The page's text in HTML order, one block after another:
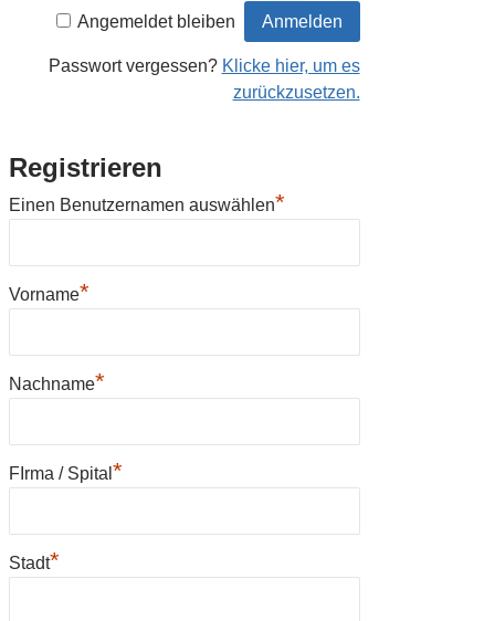
Angemeldet bleiben
Passwort vergessen? Klicke hier, um es
zurückzusetzen.
Registrieren
Einen Benutzernamen auswählen*
Vorname*
Nachname*
FIrma / Spital *
Stadt*